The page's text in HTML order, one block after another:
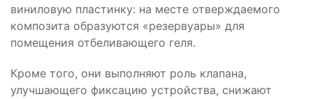
виниловую пластинку: на месте отверждаемого
композита образуются «резервуары» для
помещения отбеливающего геля.
Кроме того, они выполняют роль клапана,
улучшающего фиксацию устройства, снижают